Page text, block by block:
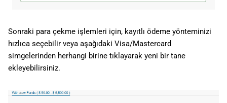
Sonraki para çekme işlemleri için, kayıtlı ödeme yönteminizi
hızlıca seçebilir veya aşağıdaki Visa/Mastercard
simgelerinden herhangi birine tıklayarak yeni bir tane
ekleyebilirsiniz.